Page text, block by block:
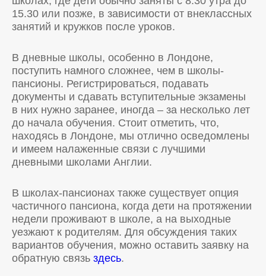
15.30 или позже, в зависимости от внеклассных
занятий и кружков после уроков.
В дневные школы, особенно в Лондоне,
поступить намного сложнее, чем в школы-
пансионы. Регистрироваться, подавать
документы и сдавать вступительные экзамены
в них нужно заранее, иногда – за несколько лет
до начала обучения. Стоит отметить, что,
находясь в Лондоне, мы отлично осведомлены
и имеем налаженные связи с лучшими
дневными школами Англии.
В школах-пансионах также существует опция
частичного пансиона, когда дети на протяжении
недели проживают в школе, а на выходные
уезжают к родителям. Для обсуждения таких
вариантов обучения, можно оставить заявку на
обратную связь здесь.